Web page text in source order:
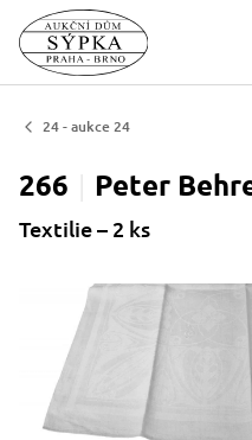
24 - aukce 24
266 Peter
Textilie – 2 ks